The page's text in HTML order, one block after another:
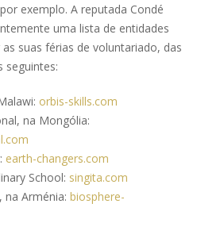
exemplo. A reputada Condé
uma lista de entidades
suas férias de voluntariado, das
seguintes:
orbis-skills.com
na Mongólia:
earth-changers.com
School: singita.com
na Arménia: biosphere-